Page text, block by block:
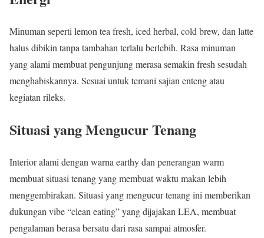
Minuman seperti lemon tea fresh, iced herbal, cold brew, dan latte
halus dibikin tanpa tambahan terlalu berlebih. Rasa minuman
yang alami membuat pengunjung merasa semakin fresh sesudah
menghabiskannya. Sesuai untuk temani sajian enteng atau
kegiatan rileks.
Situasi yang Mengucur Tenang
Interior alami dengan warna earthy dan penerangan warm
membuat situasi tenang yang membuat waktu makan lebih
menggembirakan. Situasi yang mengucur tenang ini memberikan
dukungan vibe “clean eating” yang dijajakan LEA, membuat
pengalaman berasa bersatu dari rasa sampai atmosfer.